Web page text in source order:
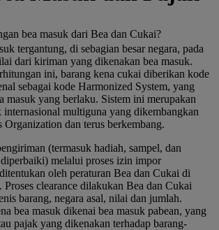
bea masuk dari Bea dan Cukai?
tergantung, di sebagian besar negara, pada
dari kiriman yang dikenakan bea masuk.
ini, barang kena cukai diberikan kode
sebagai kode Harmonized System, yang
masuk yang berlaku. Sistem ini merupakan
multiguna yang dikembangkan
dan terus berkembang.
(termasuk hadiah, sampel, dan
melalui proses izin impor
oleh peraturan Bea dan Cukai di
Proses clearance dilakukan Bea dan Cukai
barang, negara asal, nilai dan jumlah.
bea masuk dikenai bea masuk pabean, yang
pajak yang dikenakan terhadap barang-